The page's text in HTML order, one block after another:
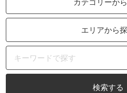
エリアから
検索する